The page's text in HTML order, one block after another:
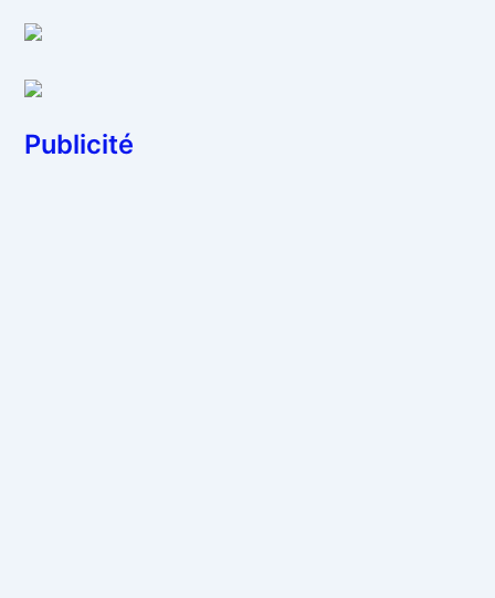
Publicité